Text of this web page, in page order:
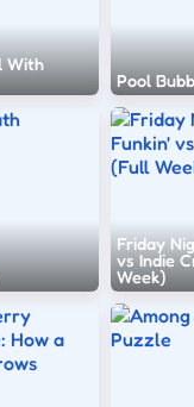
With
Pool
Friday
vs Indie
Week)